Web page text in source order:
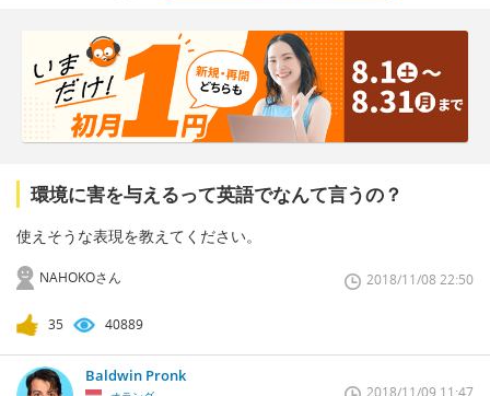
環境に害を与えるって英語でなんて言うの？
使えそうな表現を教えてください。
NAHOKOさん 2018/11/08 22:50
35 40889
Baldwin Pronk
2018/11/09 11:47